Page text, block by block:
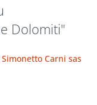
Dolomiti"
Carni sas